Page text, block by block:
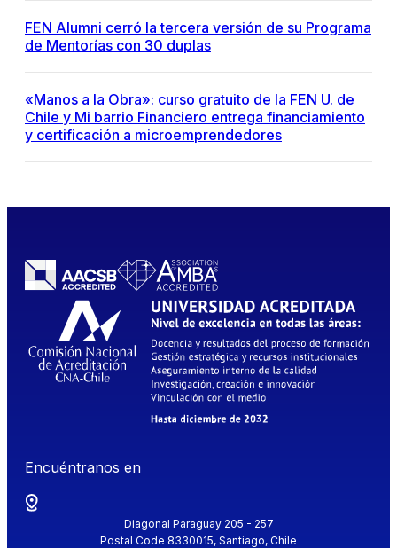
FEN Alumni cerró la tercera versión de su Programa
de Mentorías con 30 duplas
«Manos a la Obra»: curso gratuito de la FEN U. de
Chile y Mi barrio Financiero entrega financiamiento
y certificación a microemprendedores
Encuéntranos en
Diagonal Paraguay 205 - 257
Postal Code 8330015, Santiago, Chile